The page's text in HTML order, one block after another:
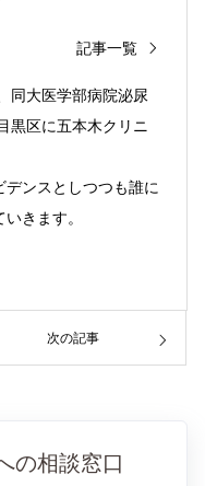
記事一覧
同大医学部病院泌尿
黒区に五本木クリニ
ンスとしつつも誰に
きます。
次の記事
の相談窓口